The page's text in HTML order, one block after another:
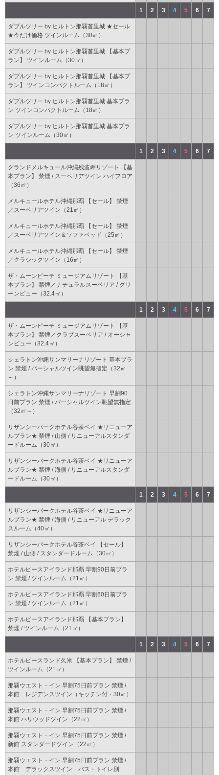
1 2 3 4 5 6 7
ダブルツリー by ヒルトン那覇首里城 ★セール
★今だけ価格 ツインルーム（30㎡）
ダブルツリー by ヒルトン那覇首里城 【基本プ
ラン】 ツインルーム（30㎡）
ダブルツリー by ヒルトン那覇首里城 【基本プ
ラン】 ツインコンパクトルーム（18㎡）
ダブルツリー by ヒルトン那覇首里城 基本プラ
ン ツインコンパクトルーム（18㎡）
ダブルツリー by ヒルトン那覇首里城 基本プラ
ン ツインルーム（30㎡）
1 2 3 4 5 6 7
グランドメルキュール沖縄残波岬リゾート 【基
本プラン】 禁煙 / スーペリアツイン ハイフロア
（36㎡）
メルキュールホテル沖縄那覇 【セール】 禁煙
／スーペリアツイン（21㎡）
メルキュールホテル沖縄那覇 【セール】 禁煙
／スーペリアツイン＆ソファベッド（25㎡）
メルキュールホテル沖縄那覇 【セール】 禁煙
／クラシックツイン（16㎡）
ザ・ムーンビーチ ミュージアムリゾート 【基
本プラン】 禁煙／ナチュラルスーペリア / グリ
ーンビュー（32.4㎡）
1 2 3 4 5 6 7
ザ・ムーンビーチ ミュージアムリゾート 【基
本プラン】 禁煙／クラブスーペリア / オーシャ
ンビュー（32.4㎡）
シェラトン沖縄サンマリーナリゾート 基本プラ
ン 禁煙 / パーシャルツイン眺望無指定（32㎡
～）
シェラトン沖縄サンマリーナリゾート 早割90
日前プラン 禁煙 / パーシャルツイン眺望無指定
（32㎡～）
リザンシーパークホテル谷茶ベイ ★リニューア
ルプラン★ 禁煙 / 山側 / リニューアルスタンダ
ードルーム（30㎡）
リザンシーパークホテル谷茶ベイ ★リニューア
ルプラン★ 禁煙 / 海側 / リニューアルスタンダ
ードルーム（30㎡）
1 2 3 4 5 6 7
リザンシーパークホテル谷茶ベイ ★リニューア
ルプラン★ 禁煙 / 海側 / リニューアル デラック
スルーム（40㎡）
リザンシーパークホテル谷茶ベイ 【セール】
禁煙 / 山側 / スタンダードルーム（30㎡）
ホテルピースアイランド那覇 早割90日前プラ
ン 禁煙 / ツインルーム（21㎡）
ホテルピースアイランド那覇 早割60日前プラ
ン 禁煙 / ツインルーム（21㎡）
ホテルピースアイランド那覇 【基本プラン】
禁煙 / ツインルーム（21㎡）
1 2 3 4 5 6 7
ホテルピースランド久米 【基本プラン】 禁煙 /
ツインルーム（21㎡）
那覇ウエスト・イン 早割75日前プラン 禁煙 /
本館 レジデンスツイン（キッチン付・30㎡）
那覇ウエスト・イン 早割75日前プラン 禁煙 /
本館 ハリウッドツイン（22㎡）
那覇ウエスト・イン 早割75日前プラン 禁煙 /
新館 スタンダードツイン（22㎡）
那覇ウエスト・イン 早割75日前プラン 禁煙 /
本館 デラックスツイン バス・トイレ別